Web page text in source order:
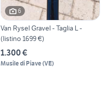
6
Van Rysel Gravel - Taglia L -
(listino 1699 €)
1.300 €
Musile di Piave(VE)